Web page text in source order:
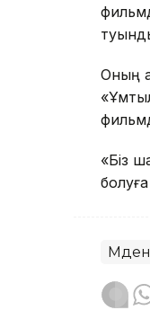
Оның
«Біз